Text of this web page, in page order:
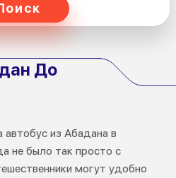
До
автобус из Абадана в
не было так просто с
могут удобно